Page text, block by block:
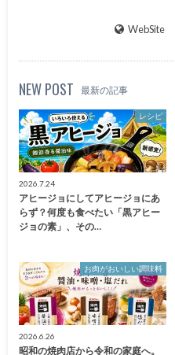
WebSite
NEW POST 最新の記事
レシピ
2026.7.24
アヒージョにしてアヒージョにあ
らず？何度も食べたい「黒アヒー
ジョの素」、その…
お肉がおいしい調味料
2026.6.26
昭和の焼肉店から令和の家庭へ。